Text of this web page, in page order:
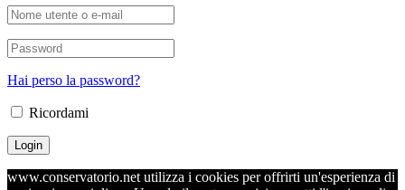
Hai perso la password?
Ricordami
www.conservatorio.net utilizza i cookies per offrirti un'esperienza di